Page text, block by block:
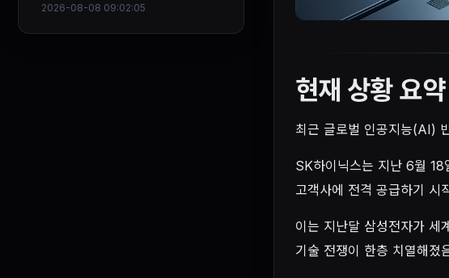
2026-08-08 09:02:05
현재 상황 요약
최근 글로벌 인공지능(AI)
SK하이닉스는 지난 6월
고객사에 전격 공급하기 시
이는 지난달 삼성전자가 세
기술 전쟁이 한층 치열해졌